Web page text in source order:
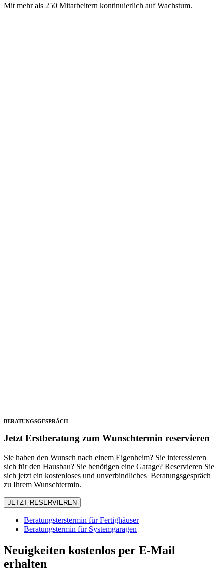
Mit mehr als 250 Mitarbeitern kontinuierlich auf Wachstum.
BERATUNGSGESPRÄCH
Jetzt Erstberatung zum Wunschtermin reservieren
Sie haben den Wunsch nach einem Eigenheim? Sie interessieren
sich für den Hausbau? Sie benötigen eine Garage? Reservieren Sie
sich jetzt ein kostenloses und unverbindliches Beratungsgespräch
zu Ihrem Wunschtermin.
JETZT RESERVIEREN
Beratungsterstermin für Fertighäuser
Beratungstermin für Systemgaragen
Neuigkeiten kostenlos per E-Mail
erhalten